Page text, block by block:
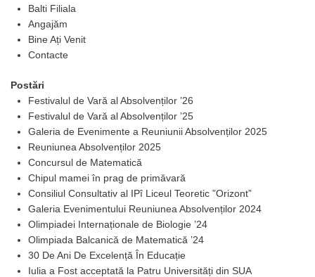
Balti Filiala
Angajăm
Bine Ați Venit
Contacte
Postări
Festivalul de Vară al Absolvenților ’26
Festivalul de Vară al Absolvenților ’25
Galeria de Evenimente a Reuniunii Absolvenților 2025
Reuniunea Absolvenților 2025
Concursul de Matematică
Chipul mamei în prag de primăvară
Consiliul Consultativ al IPî Liceul Teoretic ”Orizont”
Galeria Evenimentului Reuniunea Absolvenților 2024
Olimpiadei Internaționale de Biologie ’24
Olimpiada Balcanică de Matematică ’24
30 De Ani De Excelență În Educație
Iulia a Fost acceptată la Patru Universități din SUA